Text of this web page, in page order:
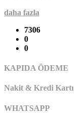
daha fazla
7306
0
0
KAPIDA ÖDEME
Nakit & Kredi Kartı
WHATSAPP